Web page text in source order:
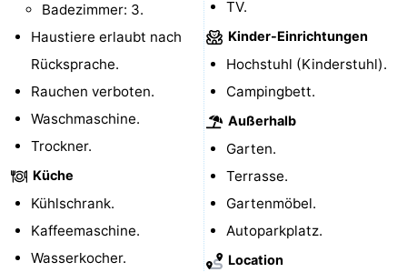
Duiveland
Renesse
Brouwershaven
-
Bruinisse
-
Zierikzee
-
Natur
Oosterschelde
Burgh
-
Badezimmer: 3.
Haustiere erlaubt nach
Rücksprache.
Rauchen verboten.
Waschmaschine.
Trockner.
Küche
Kühlschrank.
Kaffeemaschine.
Wasserkocher.
TV.
Kinder-Einrichtungen
Hochstuhl (Kinderstuhl).
Campingbett.
Außerhalb
Garten.
Terrasse.
Gartenmöbel.
Autoparkplatz.
Location